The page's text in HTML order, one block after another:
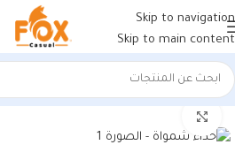
Skip to navigation
Skip to main content
الرئيسية/أحذية رجالي/أحذية رجالي